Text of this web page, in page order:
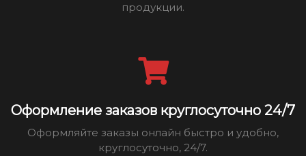
продукции.
Оформление заказов круглосуточно 24/7
Оформляйте заказы онлайн быстро и удобно,
круглосуточно, 24/7.